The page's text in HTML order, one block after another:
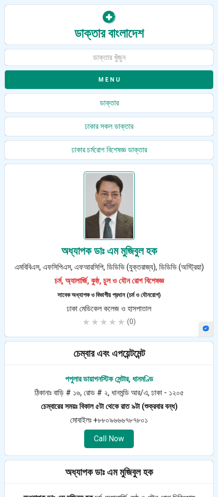
ডাক্তার বাংলাদেশ
ডাক্তার খুঁজুন
ডাক্তার
ঢাকার সকল ডাক্তার
ঢাকার চর্মরোগ বিশেষজ্ঞ ডাক্তার
অধ্যাপক ডাঃ এম মুজিবুল হক
এমবিবিএস, এফসিপিএস, এফআরসিপি, ডিডিভি (যুক্তরাজ্য), ডিডিভি (অস্ট্রিয়া)
চর্ম, অ্যালার্জি, কুষ্ঠ, চুল ও যৌন রোগ বিশেষজ্ঞ
সাবেক অধ্যাপক ও বিভাগীয় প্রধান (চর্ম ও যৌনরোগ)
ঢাকা মেডিকেল কলেজ ও হাসপাতাল
★★★★★ (0)
চেম্বার এবং এপয়েন্টমেন্ট
পপুলার ডায়াগনস্টিক সেন্টার, ধানমণ্ডি
ঠিকানাঃ বাড়ি # ১৬, রোড # ২, ধানমন্ডি আর/এ, ঢাকা - ১২০৫
চেম্বারের সময়ঃ বিকাল ৫টা থেকে রাত ৯টা (শুক্রবার বন্ধ)
মোবাইলঃ +৮৮০৯৬৬৬৭৮৭৮০১
Call Now
অধ্যাপক ডাঃ এম মুজিবুল হক